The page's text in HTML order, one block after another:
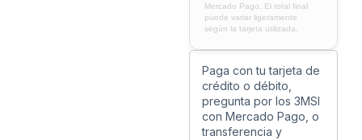
Mercado Pago. El total final
puede variar ligeramente
según la tarjeta utilizada.
Paga con tu tarjeta de
crédito o débito,
pregunta por los 3MSI
con Mercado Pago, o
transferencia y